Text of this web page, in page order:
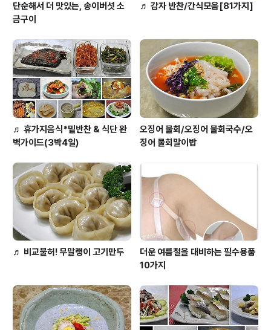
단순해서 더 맛있는, 송이버섯 소
금구이
♬ 감자 반찬/간식모음[81가지]
♬ 휴가지음식*밑반찬 & 식단 완
벽가이드(3박4일)
오징어 물회/오징어 물회국수/오
징어 물회말이밥
♬ 비교불허! 무말랭이 고기만두
더운 여름철을 대비하는 필수용품
10가지